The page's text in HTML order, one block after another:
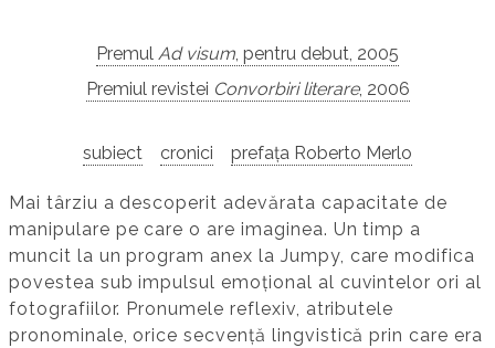
Premul Ad visum, pentru debut, 2005
Premiul revistei Convorbiri literare, 2006
subiect cronici prefața Roberto Merlo
Mai târziu a descoperit adevărata capacitate de
manipulare pe care o are imaginea. Un timp a
muncit la un program anex la Jumpy, care modifica
povestea sub impulsul emoțional al cuvintelor ori al
fotografiilor. Pronumele reflexiv, atributele
pronominale, orice secvență lingvistică prin care era